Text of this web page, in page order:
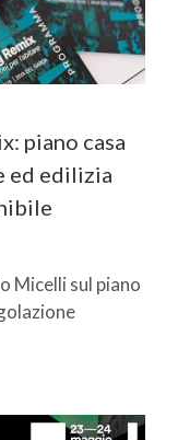
piano casa
ed edilizia
Micelli sul piano